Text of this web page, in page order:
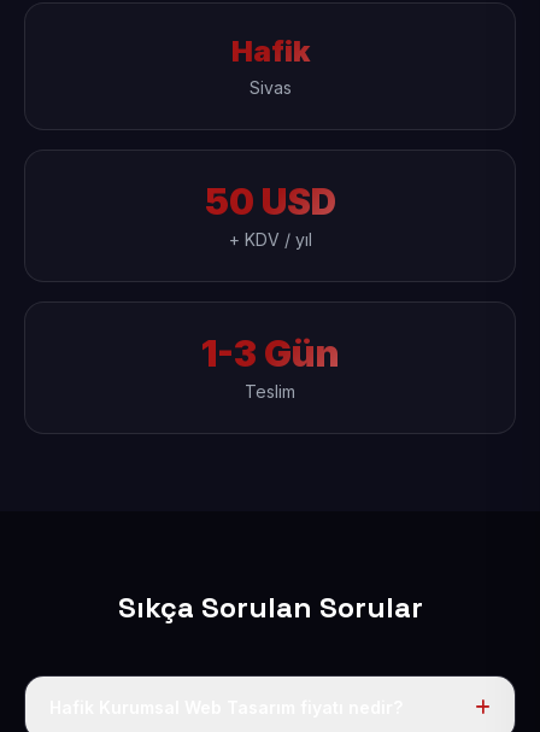
Hafik
Sivas
50 USD
+ KDV / yıl
1-3 Gün
Teslim
Sıkça Sorulan Sorular